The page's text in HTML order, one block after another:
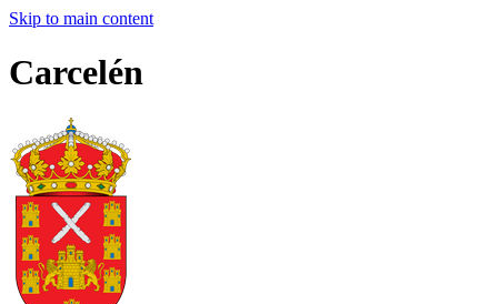
Skip to main content
Carcelén